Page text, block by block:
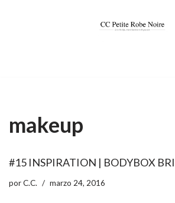
makeup
#15 INSPIRATION | BODYBOX
porC.C. marzo 24, 2016